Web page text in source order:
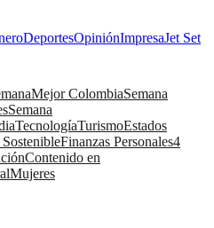
DeportesOpiniónImpresaJet Set
Mejor ColombiaSemana
Semana
TecnologíaTurismoEstados
SostenibleFinanzas Personales4
Contenido en
Mujeres